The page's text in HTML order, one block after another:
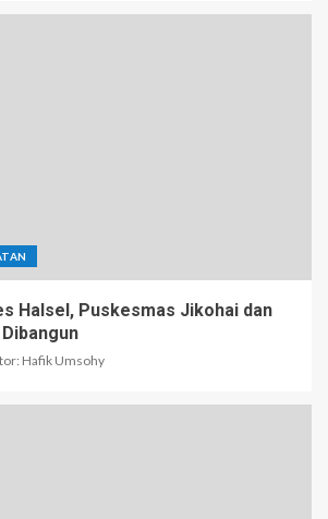
Halsel, Puskesmas Jikohai dan
Hafik Umsohy